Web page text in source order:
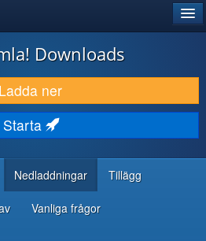
Downloads
Ladda ner
Starta
Nedladdningar Tillägg
Vanliga frågor